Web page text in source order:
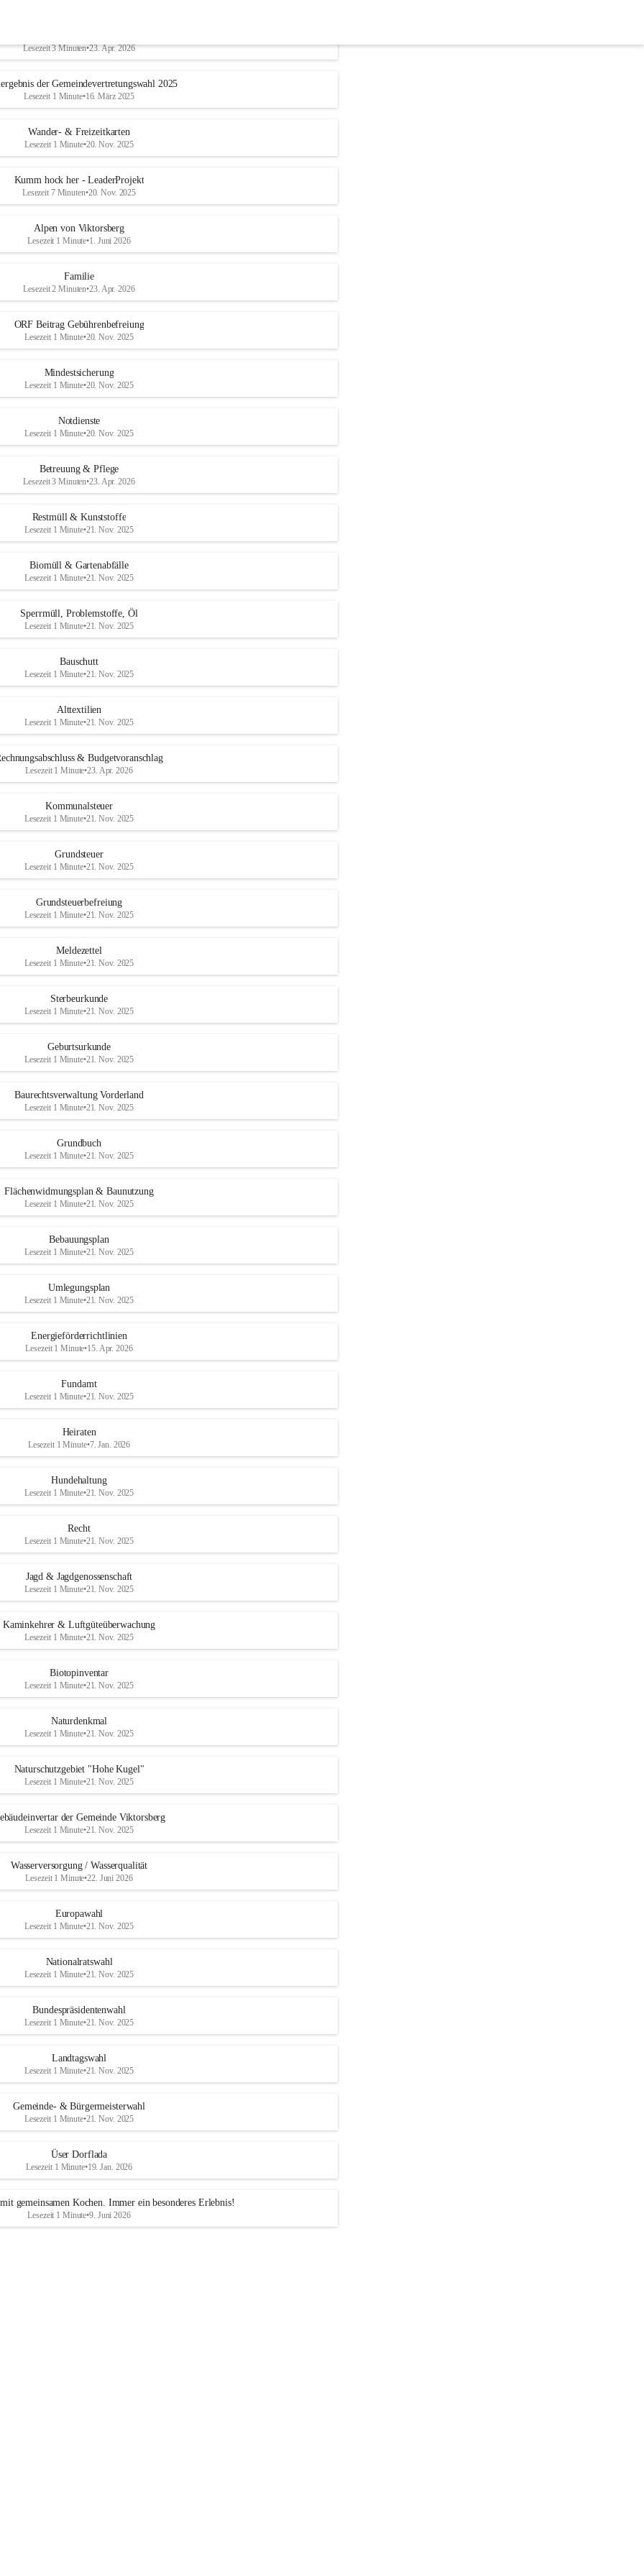
Lesezeit 3 Minuten•23. Apr. 2026
der Gemeindevertretungswahl 2025
Lesezeit 1 Minute•16. März 2025
Wander- & Freizeitkarten
Lesezeit 1 Minute•20. Nov. 2025
Kumm hock her - LeaderProjekt
Lesezeit 7 Minuten•20. Nov. 2025
Alpen von Viktorsberg
Lesezeit 1 Minute•1. Juni 2026
Familie
Lesezeit 2 Minuten•23. Apr. 2026
ORF Beitrag Gebührenbefreiung
Lesezeit 1 Minute•20. Nov. 2025
Mindestsicherung
Lesezeit 1 Minute•20. Nov. 2025
Notdienste
Lesezeit 1 Minute•20. Nov. 2025
Betreuung & Pflege
Lesezeit 3 Minuten•23. Apr. 2026
Restmüll & Kunststoffe
Lesezeit 1 Minute•21. Nov. 2025
Biomüll & Gartenabfälle
Lesezeit 1 Minute•21. Nov. 2025
Sperrmüll, Problemstoffe, Öl
Lesezeit 1 Minute•21. Nov. 2025
Bauschutt
Lesezeit 1 Minute•21. Nov. 2025
Alttextilien
Lesezeit 1 Minute•21. Nov. 2025
& Budgetvoranschlag
Lesezeit 1 Minute•23. Apr. 2026
Kommunalsteuer
Lesezeit 1 Minute•21. Nov. 2025
Grundsteuer
Lesezeit 1 Minute•21. Nov. 2025
Grundsteuerbefreiung
Lesezeit 1 Minute•21. Nov. 2025
Meldezettel
Lesezeit 1 Minute•21. Nov. 2025
Sterbeurkunde
Lesezeit 1 Minute•21. Nov. 2025
Geburtsurkunde
Lesezeit 1 Minute•21. Nov. 2025
Baurechtsverwaltung Vorderland
Lesezeit 1 Minute•21. Nov. 2025
Grundbuch
Lesezeit 1 Minute•21. Nov. 2025
Flächenwidmungsplan & Baunutzung
Lesezeit 1 Minute•21. Nov. 2025
Bebauungsplan
Lesezeit 1 Minute•21. Nov. 2025
Umlegungsplan
Lesezeit 1 Minute•21. Nov. 2025
Energieförderrichtlinien
Lesezeit 1 Minute•15. Apr. 2026
Fundamt
Lesezeit 1 Minute•21. Nov. 2025
Heiraten
Lesezeit 1 Minute•7. Jan. 2026
Hundehaltung
Lesezeit 1 Minute•21. Nov. 2025
Recht
Lesezeit 1 Minute•21. Nov. 2025
Jagd & Jagdgenossenschaft
Lesezeit 1 Minute•21. Nov. 2025
Kaminkehrer & Luftgüteüberwachung
Lesezeit 1 Minute•21. Nov. 2025
Biotopinventar
Lesezeit 1 Minute•21. Nov. 2025
Naturdenkmal
Lesezeit 1 Minute•21. Nov. 2025
Naturschutzgebiet "Hohe Kugel"
Lesezeit 1 Minute•21. Nov. 2025
der Gemeinde Viktorsberg
Lesezeit 1 Minute•21. Nov. 2025
Wasserversorgung / Wasserqualität
Lesezeit 1 Minute•22. Juni 2026
Europawahl
Lesezeit 1 Minute•21. Nov. 2025
Nationalratswahl
Lesezeit 1 Minute•21. Nov. 2025
Bundespräsidentenwahl
Lesezeit 1 Minute•21. Nov. 2025
Landtagswahl
Lesezeit 1 Minute•21. Nov. 2025
Gemeinde- & Bürgermeisterwahl
Lesezeit 1 Minute•21. Nov. 2025
Üser Dorflada
Lesezeit 1 Minute•19. Jan. 2026
gemeinsamen Kochen. Immer ein besonderes Erlebnis!
Lesezeit 1 Minute•9. Juni 2026